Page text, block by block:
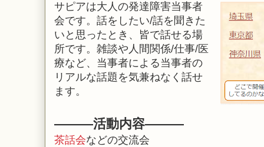
サピアは大人の発達障害当事者
会です。話をしたい/話を聞きた
いと思ったとき、皆で話せる場
所です。 雑談や人間関係/仕事/医
療など、当事者による当事者の
リアルな話題を気兼ねなく話せ
ます。
―――活動内容―――
茶話会などの交流会